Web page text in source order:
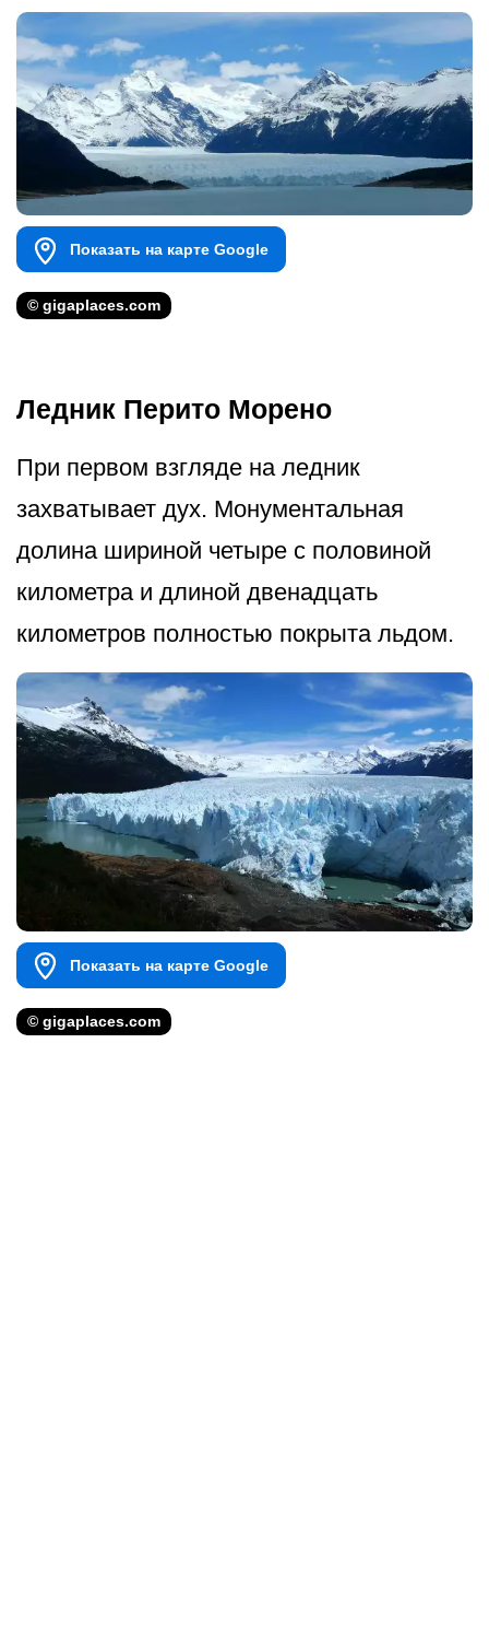
Показать на карте Google
© gigaplaces.com
Ледник Перито Морено
При первом взгляде на ледник
захватывает дух. Монументальная
долина шириной четыре с половиной
километра и длиной двенадцать
километров полностью покрыта льдом.
Показать на карте Google
© gigaplaces.com